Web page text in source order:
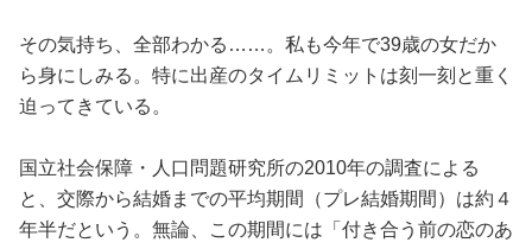
その気持ち、全部わかる……。私も今年で39歳の女だか
ら身にしみる。特に出産のタイムリミットは刻一刻と重く
迫ってきている。
国立社会保障・人口問題研究所の2010年の調査による
と、交際から結婚までの平均期間（プレ結婚期間）は約４
年半だという。無論、この期間には「付き合う前の恋のあ